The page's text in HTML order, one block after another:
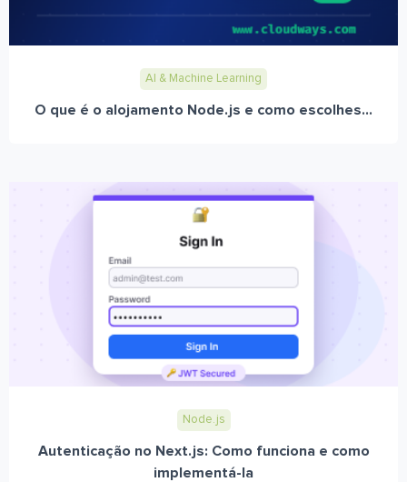
AI & Machine Learning
O que é o alojamento Node.js e como escolhes...
Node.js
Autenticação no Next.js: Como funciona e como
implementá-la